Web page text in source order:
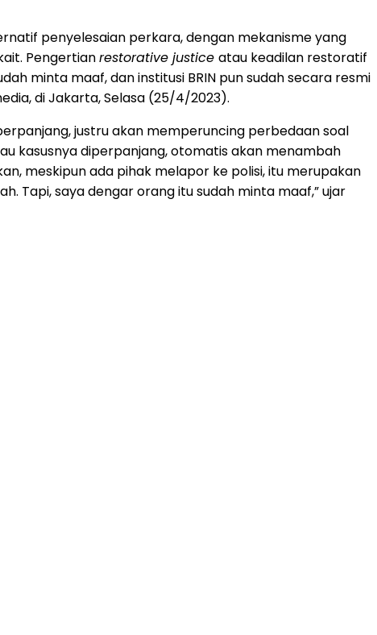
penyelesaian perkara, dengan mekanisme yang
Pengertianrestorative justice atau keadilan restoratif
minta maaf, dan institusi BRIN pun sudah secara resmi
di Jakarta, Selasa (25/4/2023).
justru akan memperuncing perbedaan soal
kasusnya diperpanjang, otomatis akan menambah
meskipun ada pihak melapor ke polisi, itu merupakan
Tapi, saya dengar orang itu sudah minta maaf,” ujar